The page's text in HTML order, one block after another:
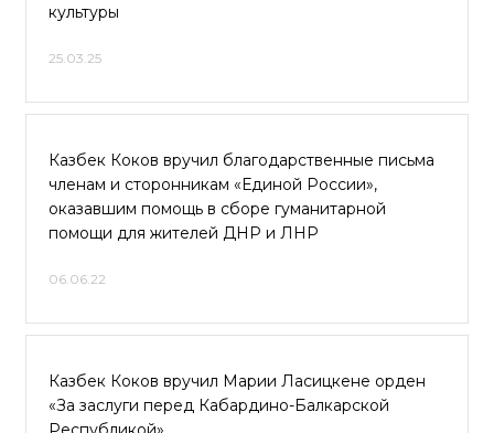
культуры
25.03.25
Казбек Коков вручил благодарственные письма
членам и сторонникам «Единой России»,
оказавшим помощь в сборе гуманитарной
помощи для жителей ДНР и ЛНР
06.06.22
Казбек Коков вручил Марии Ласицкене орден
«За заслуги перед Кабардино-Балкарской